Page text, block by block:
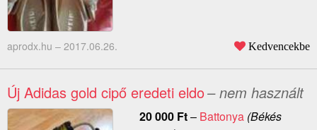
aprodx.hu – 2017.06.26. Kedvencekbe
Új Adidas gold cipő eredeti eldo– nem használt
20 000 Ft– Battonya(Békés